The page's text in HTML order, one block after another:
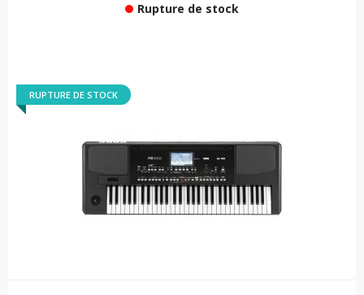
Rupture de stock
RUPTURE DE STOCK